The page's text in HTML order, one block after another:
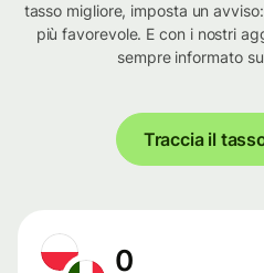
tasso migliore, imposta un
più favorevole. E con i nostri
sempre informato
Traccia il
0